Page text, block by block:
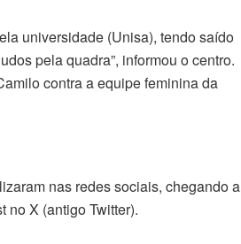
universidade (Unisa), tendo saído
pela quadra”, informou o centro.
contra a equipe feminina da
nas redes sociais, chegando a
no X (antigo Twitter).